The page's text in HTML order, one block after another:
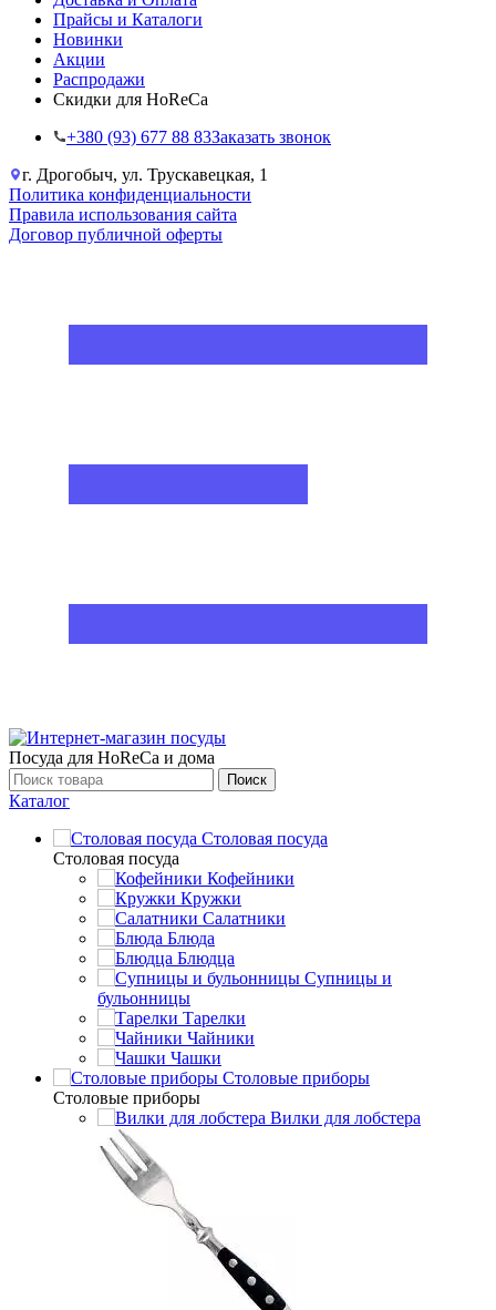
Прайсы и Каталоги
Новинки
Акции
Распродажи
Скидки для HoReCa
+38‎0 (93) 677 88 83Заказать звонок
г. Дрогобыч, ул. Трускавецкая, 1
Политика конфиденциальности
Правила использования сайта
Договор публичной оферты
Посуда для HoReCa и дома
Поиск
Каталог
Столовая посуда
Столовая посуда
Кофейники
Кружки
Салатники
Блюда
Блюдца
Супницы и
бульонницы
Тарелки
Чайники
Чашки
Cтоловые приборы
Cтоловые приборы
Вилки для лобстера